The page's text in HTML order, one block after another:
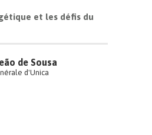
et les défis du
de Sousa
d'Unica